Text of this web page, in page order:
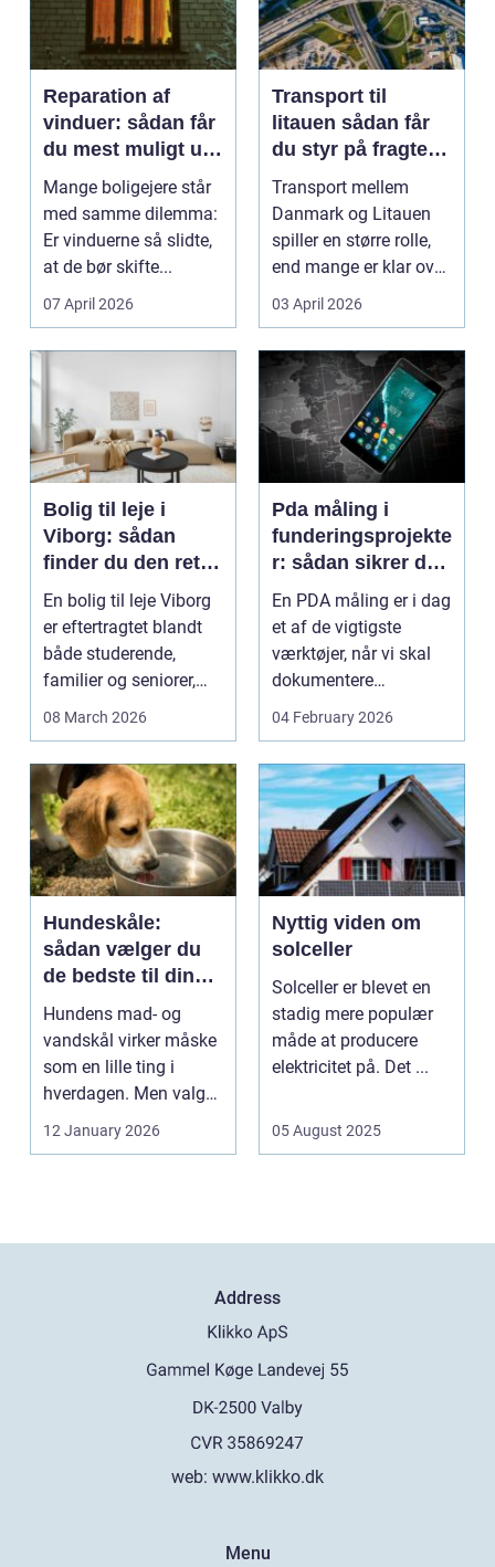
Reparation af
vinduer: sådan får
du mest muligt ud
af dine gamle
vinduer
Mange boligejere står
med samme dilemma:
Er vinduerne så slidte,
at de bør skifte...
07 April 2026
Transport til
litauen sådan får
du styr på fragten
til baltikum
Transport mellem
Danmark og Litauen
spiller en større rolle,
end mange er klar over.
Litauen er et n...
03 April 2026
Bolig til leje i
Viborg: sådan
finder du den rette
lejlighed
En bolig til leje Viborg
er eftertragtet blandt
både studerende,
familier og seniorer,
fordi b...
08 March 2026
Pda måling i
funderingsprojekte
r: sådan sikrer du
dokumenteret
bæreevne
En PDA måling er i dag
et af de vigtigste
værktøjer, når vi skal
dokumentere
bæreevnen af pæle til
04 February 2026
Hundeskåle:
sådan vælger du
de bedste til din
hund
Hundens mad- og
vandskål virker måske
som en lille ting i
hverdagen. Men valg
af sk&arin...
12 January 2026
Nyttig viden om
solceller
Solceller er blevet en
stadig mere populær
måde at producere
elektricitet på. Det ...
05 August 2025
Address
web: www.klikko.dk
Menu